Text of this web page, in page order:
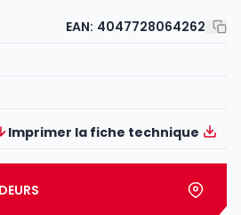
EAN: 4047728064262
Imprimer la fiche technique